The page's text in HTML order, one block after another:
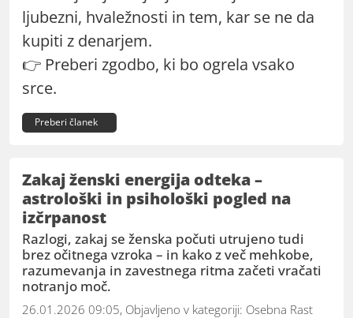
ljubezni, hvaležnosti in tem, kar se ne da
kupiti z denarjem.
👉 Preberi zgodbo, ki bo ogrela vsako
srce.
Preberi članek
Zakaj ženski energija odteka –
astrološki in psihološki pogled na
izčrpanost
Razlogi, zakaj se ženska počuti utrujeno tudi
brez očitnega vzroka – in kako z več mehkobe,
razumevanja in zavestnega ritma začeti vračati
notranjo moč.
26.01.2026 09:05, Objavljeno v kategoriji: Osebna Rast